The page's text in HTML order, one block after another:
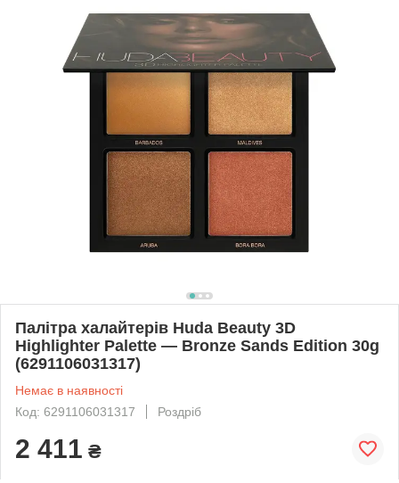
Палітра халайтерів Huda Beauty 3D
Highlighter Palette — Bronze Sands Edition 30g
(6291106031317)
Немає в наявності
Код: 6291106031317
Роздріб
2 411 ₴